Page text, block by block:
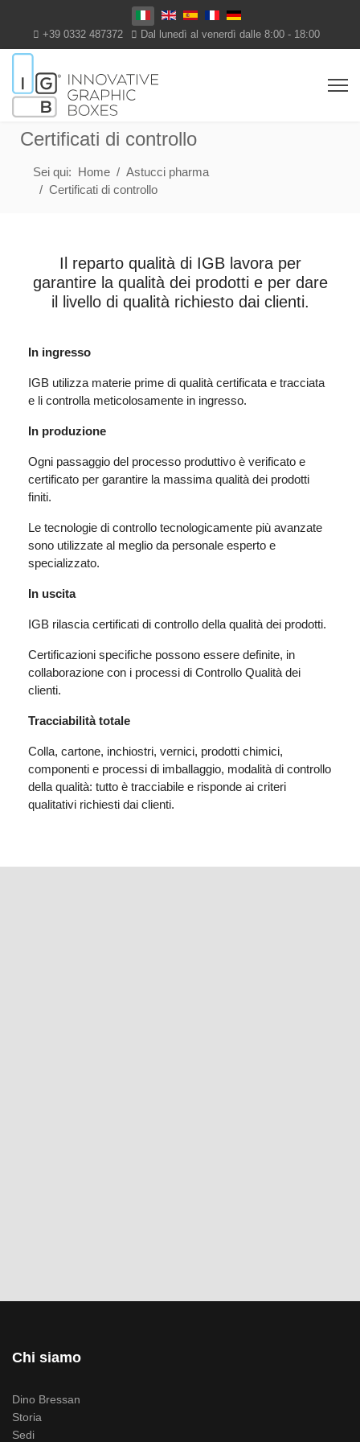
Seleziona la tua lingua
+39 0332 487372 Dal lunedì al venerdì dalle 8:00 - 18:00
Certificati di controllo
Sei qui: Home
Astucci pharma
Certificati di controllo
Il reparto qualità di IGB lavora per
garantire la qualità dei prodotti e per dare
il livello di qualità richiesto dai clienti.
In ingresso
IGB utilizza materie prime di qualità certificata e tracciata
e li controlla meticolosamente in ingresso.
In produzione
Ogni passaggio del processo produttivo è verificato e
certificato per garantire la massima qualità dei prodotti
finiti.
Le tecnologie di controllo tecnologicamente più avanzate
sono utilizzate al meglio da personale esperto e
specializzato.
In uscita
IGB rilascia certificati di controllo della qualità dei prodotti.
Certificazioni specifiche possono essere definite, in
collaborazione con i processi di Controllo Qualità dei
clienti.
Tracciabilità totale
Colla, cartone, inchiostri, vernici, prodotti chimici,
componenti e processi di imballaggio, modalità di controllo
della qualità: tutto è tracciabile e risponde ai criteri
qualitativi richiesti dai clienti.
Chi siamo
Dino Bressan
Storia
Sedi